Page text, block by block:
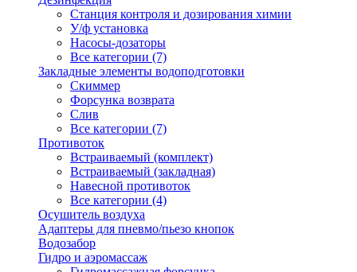
Станция контроля и дозирования химии
У/ф установка
Насосы-дозаторы
Все категории (7)
Закладные элементы водоподготовки
Скиммер
Форсунка возврата
Слив
Все категории (7)
Противоток
Встраиваемый (комплект)
Встраиваемый (закладная)
Навесной противоток
Все категории (4)
Осушитель воздуха
Адаптеры для пневмо/пьезо кнопок
Водозабор
Гидро и аэромассаж